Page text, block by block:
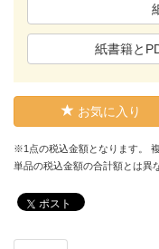
紙書籍と
お気に入り
※1点の税込金額となります。
単品の税込金額の合計額とは異
ポスト